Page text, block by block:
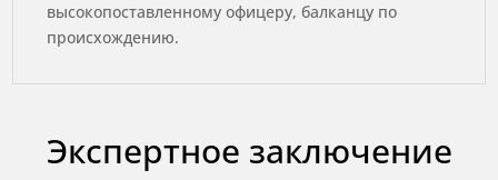
высокопоставленному офицеру, балканцу по
происхождению.
Экспертное заключение